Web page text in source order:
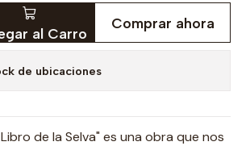
al Carro
Comprar ahora
de ubicaciones
de la Selva" es una obra que nos